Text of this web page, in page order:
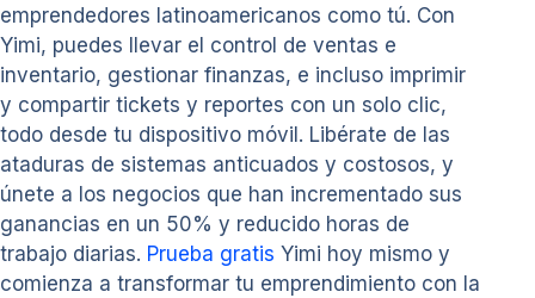
emprendedores latinoamericanos como tú. Con
Yimi, puedes llevar el control de ventas e
inventario, gestionar finanzas, e incluso imprimir
y compartir tickets y reportes con un solo clic,
todo desde tu dispositivo móvil. Libérate de las
ataduras de sistemas anticuados y costosos, y
únete a los negocios que han incrementado sus
ganancias en un 50% y reducido horas de
trabajo diarias. Prueba gratis Yimi hoy mismo y
comienza a transformar tu emprendimiento con la